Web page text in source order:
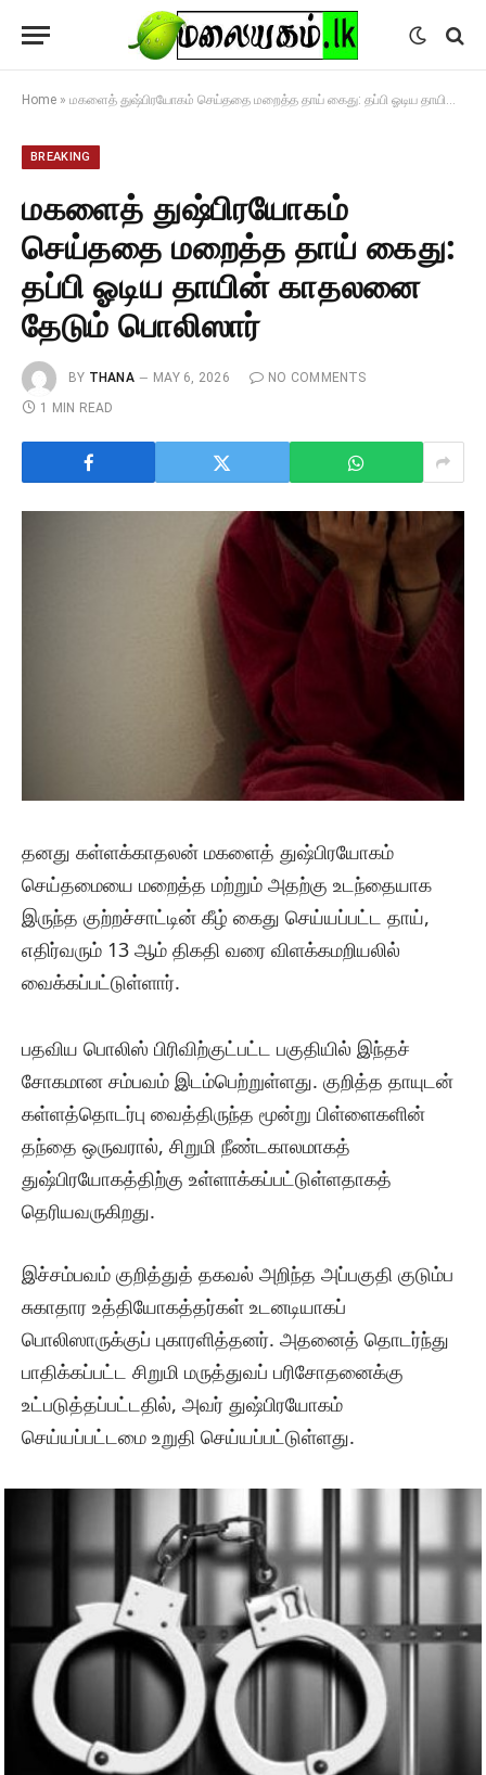
Home » மகளைத் துஷ்பிரயோகம் செய்ததை மறைத்த தாய் கைது: தப்பி ஓடிய தாயின் காதலனை தேடும் பொலிஸார்
BREAKING
மகளைத் துஷ்பிரயோகம்
செய்ததை மறைத்த தாய் கைது:
தப்பி ஓடிய தாயின் காதலனை
தேடும் பொலிஸார்
BY THANA MAY 6, 2026
NO COMMENTS
1 MIN READ
தனது கள்ளக்காதலன் மகளைத் துஷ்பிரயோகம்
செய்தமையை மறைத்த மற்றும் அதற்கு உடந்தையாக
இருந்த குற்றச்சாட்டின் கீழ் கைது செய்யப்பட்ட தாய்,
எதிர்வரும் 13 ஆம் திகதி வரை விளக்கமறியலில்
வைக்கப்பட்டுள்ளார்.
பதவிய பொலிஸ் பிரிவிற்குட்பட்ட பகுதியில் இந்தச்
சோகமான சம்பவம் இடம்பெற்றுள்ளது. குறித்த தாயுடன்
கள்ளத்தொடர்பு வைத்திருந்த மூன்று பிள்ளைகளின்
தந்தை ஒருவரால், சிறுமி நீண்டகாலமாகத்
துஷ்பிரயோகத்திற்கு உள்ளாக்கப்பட்டுள்ளதாகத்
தெரியவருகிறது.
இச்சம்பவம் குறித்துத் தகவல் அறிந்த அப்பகுதி குடும்ப
சுகாதார உத்தியோகத்தர்கள் உடனடியாகப்
பொலிஸாருக்குப் புகாரளித்தனர். அதனைத் தொடர்ந்து
பாதிக்கப்பட்ட சிறுமி மருத்துவப் பரிசோதனைக்கு
உட்படுத்தப்பட்டதில், அவர் துஷ்பிரயோகம்
செய்யப்பட்டமை உறுதி செய்யப்பட்டுள்ளது.